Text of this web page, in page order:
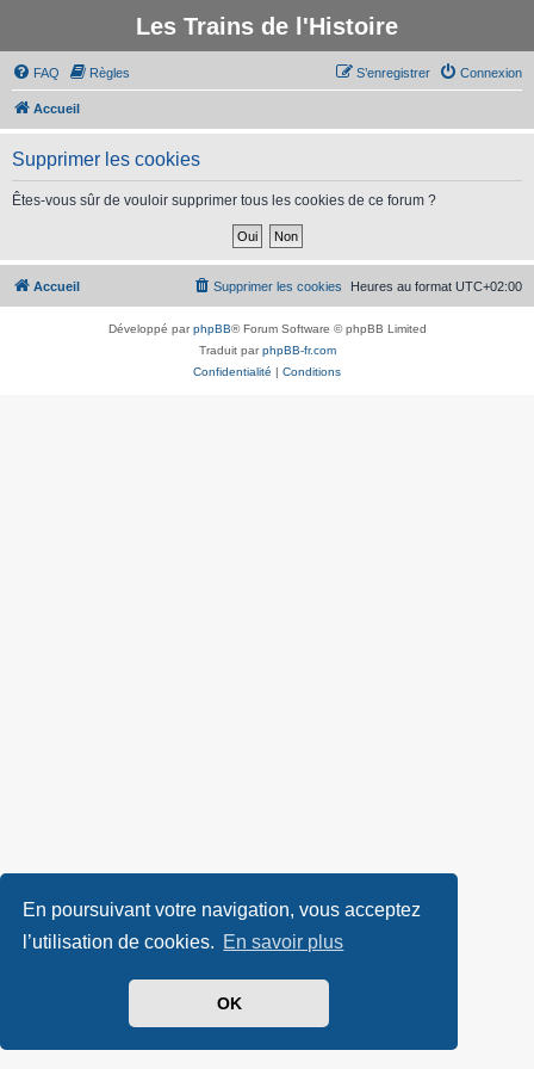
En poursuivant votre navigation, vous acceptez
l’utilisation de cookies. En savoir plus
OK
Les Trains de l'Histoire
FAQ Règles Connexion
S’enregistrer
Accueil
Supprimer les cookies
Êtes-vous sûr de vouloir supprimer tous les cookies de ce forum ?
Accueil Heures au format UTC+02:00
Supprimer les cookies
Développé parphpBB® Forum Software © phpBB Limited
Traduit parphpBB-fr.com
Confidentialité | Conditions